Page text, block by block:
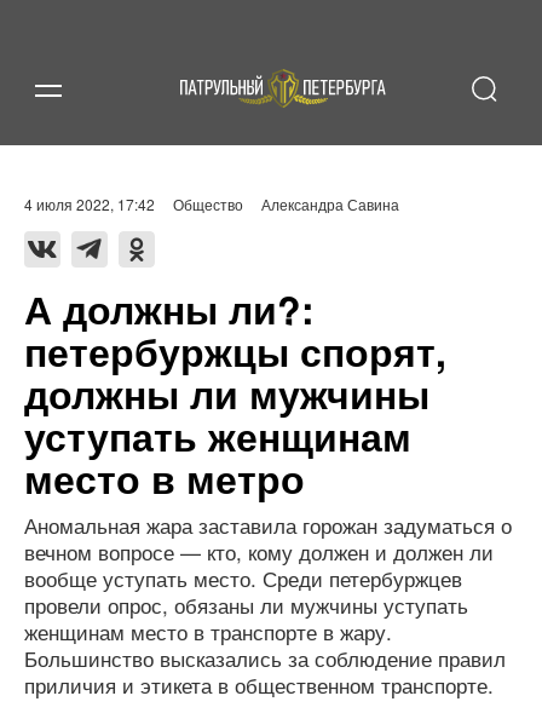
4 июля 2022, 17:42 Общество Александра Савина
А должны ли?:
петербуржцы спорят,
должны ли мужчины
уступать женщинам
место в метро
Аномальная жара заставила горожан задуматься о
вечном вопросе — кто, кому должен и должен ли
вообще уступать место. Среди петербуржцев
провели опрос, обязаны ли мужчины уступать
женщинам место в транспорте в жару.
Большинство высказались за соблюдение правил
приличия и этикета в общественном транспорте.